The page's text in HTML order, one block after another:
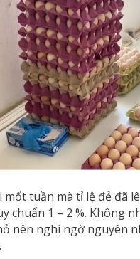
tuần mà tỉ lệ đẻ đã
chuẩn 1 – 2 %. Không
nên nghi ngờ nguyên